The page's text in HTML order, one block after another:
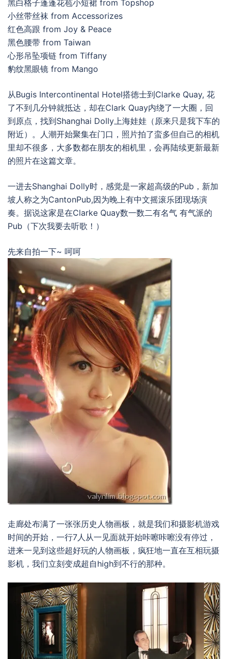
黑白格子蓬蓬花苞小短裙 from Topshop
小丝带丝袜 from Accessorizes
红色高跟 from Joy & Peace
黑色腰带 from Taiwan
心形吊坠项链 from Tiffany
豹纹黑眼镜 from Mango
从Bugis Intercontinental Hotel搭徳士到Clarke Quay, 花
了不到几分钟就抵达，却在Clark Quay内绕了一大圈，回
到原点，找到Shanghai Dolly上海娃娃（原来只是我下车的
附近）。人潮开始聚集在门口，照片拍了蛮多但自己的相机
里却不很多，大多数都在朋友的相机里，会再陆续更新最新
的照片在这篇文章。
一进去Shanghai Dolly时，感觉是一家超高级的Pub，新加
坡人称之为CantonPub,因为晚上有中文摇滚乐团现场演
奏。据说这家是在Clarke Quay数一数二有名气 有气派的
Pub（下次我要去听歌！）
先来自拍一下~ 呵呵
走廊处布满了一张张历史人物画板，就是我们和摄影机游戏
时间的开始，一行7人从一见面就开始咔嚓咔嚓没有停过，
进来一见到这些超好玩的人物画板，疯狂地一直在互相玩摄
影机，我们立刻变成超自high到不行的那种。